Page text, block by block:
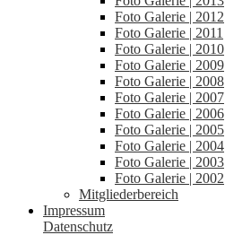
Foto Galerie | 2012
Foto Galerie | 2011
Foto Galerie | 2010
Foto Galerie | 2009
Foto Galerie | 2008
Foto Galerie | 2007
Foto Galerie | 2006
Foto Galerie | 2005
Foto Galerie | 2004
Foto Galerie | 2003
Foto Galerie | 2002
Mitgliederbereich
Impressum
Datenschutz